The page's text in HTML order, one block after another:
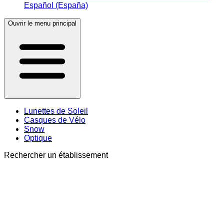
Español (España)
Ouvrir le menu principal
Lunettes de Soleil
Casques de Vélo
Snow
Optique
Rechercher un établissement